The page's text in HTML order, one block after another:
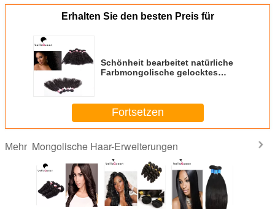
Erhalten Sie den besten Preis für
Schönheit bearbeitet natürliche
Farbmongolische gelocktes
Fortsetzen
Mehr Mongolische Haar-Erweiterungen